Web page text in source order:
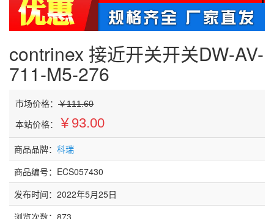
contrinex 接近开关开关DW-AV-
711-M5-276
市场价格： ￥111.60
本站价格： ￥93.00
商品品牌： 科瑞
商品编号：ECS057430
发布时间：2022年5月25日
浏览次数： 873